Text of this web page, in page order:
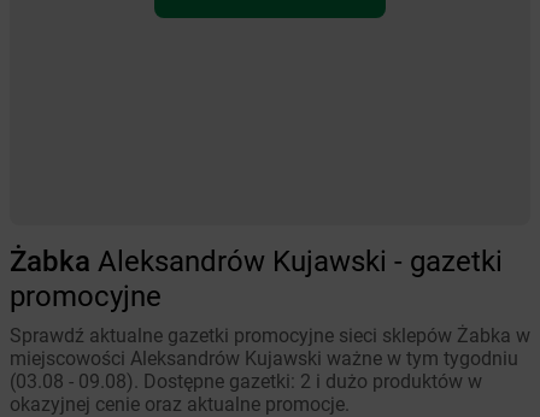
Żabka Aleksandrów Kujawski - gazetki
promocyjne
Sprawdź aktualne gazetki promocyjne sieci sklepów Żabka w
miejscowości Aleksandrów Kujawski ważne w tym tygodniu
(03.08 - 09.08). Dostępne gazetki: 2 i dużo produktów w
okazyjnej cenie oraz aktualne promocje.